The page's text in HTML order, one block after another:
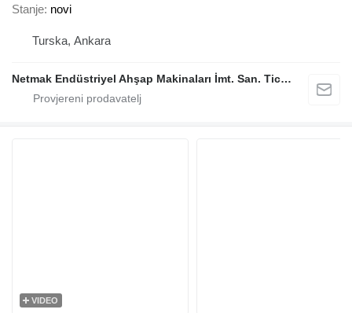
Stanje novi
Turska, Ankara
Netmak Endüstriyel Ahşap Makinaları İmt. San. Tic. A.Ş.
VIDEO